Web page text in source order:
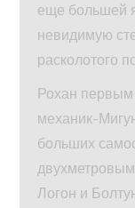
еще большей
невидимую
расколотого
Рохан первым
механик-
больших
Логон и